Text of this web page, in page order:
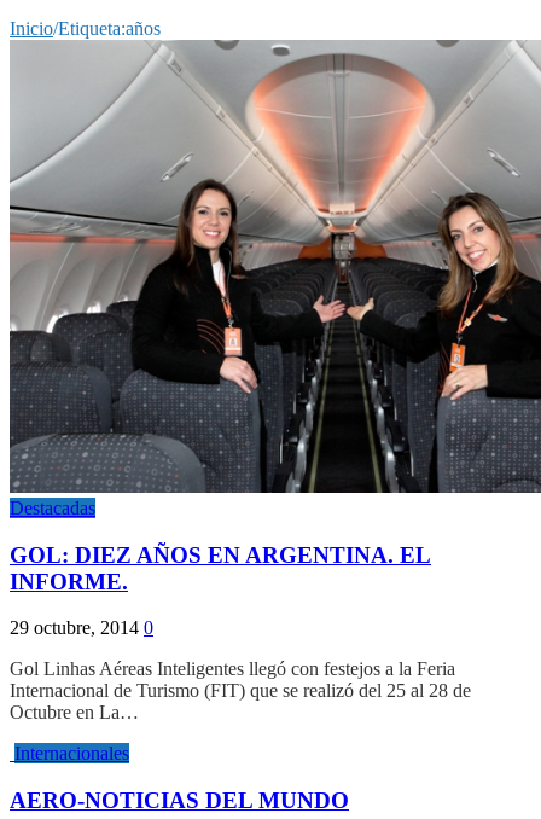
Inicio/Etiqueta:años
Destacadas
GOL: DIEZ AÑOS EN ARGENTINA. EL
INFORME.
29 octubre, 2014 0
Gol Linhas Aéreas Inteligentes llegó con festejos a la Feria
Internacional de Turismo (FIT) que se realizó del 25 al 28 de
Octubre en La…
Internacionales
AERO-NOTICIAS DEL MUNDO